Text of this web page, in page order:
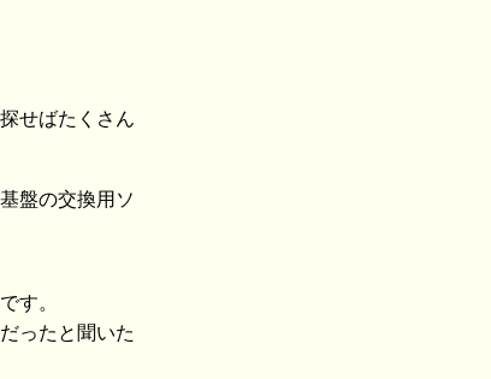
せばたくさん
盤の交換用ソ
す。
ったと聞いた